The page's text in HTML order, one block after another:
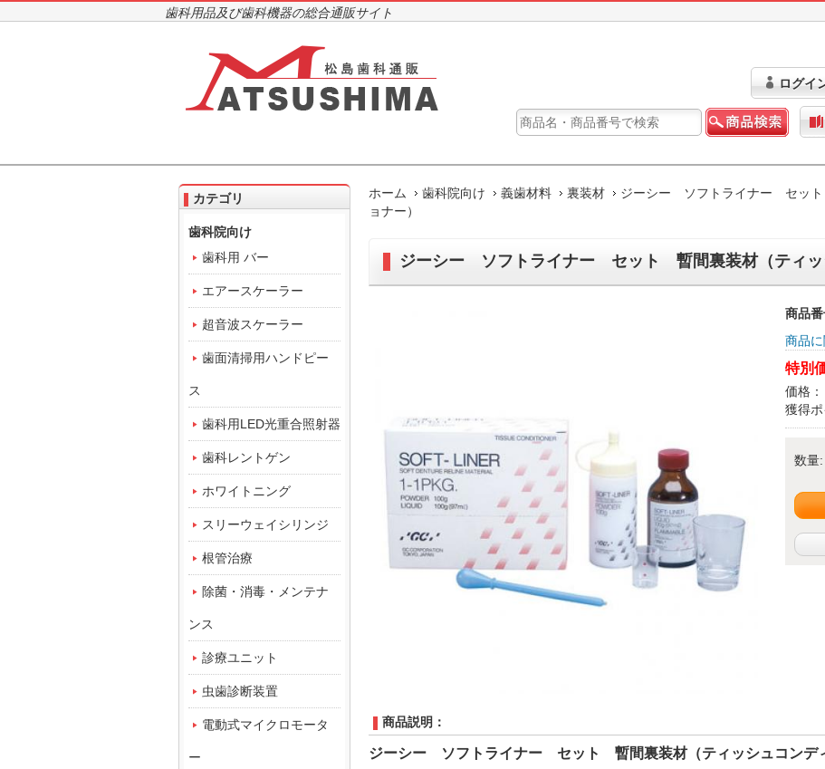
歯科用品及び歯科機器の総合通販サイト
ログイ
ホーム 歯科院向け 義歯材料 裏装材
ジーシー ソフトライナー セット
ョナー）
ジーシー ソフトライナー セット 暫間裏装材（ティッ
商品番
商品
特別
価格
獲得
数量:
商品説明：
ジーシー ソフトライナー セット 暫間裏装材（ティッシュコンデ
カテゴリ
歯科院向け
歯科用 バー
エアースケーラー
超音波スケーラー
歯面清掃用ハンドピー
ス
歯科用LED光重合照射器
歯科レントゲン
ホワイトニング
スリーウェイシリンジ
根管治療
除菌・消毒・メンテナ
ンス
診療ユニット
虫歯診断装置
電動式マイクロモータ
ー